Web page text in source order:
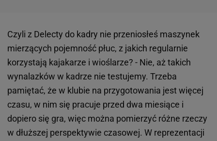
Czyli z Delecty do kadry nie przeniosłeś maszynek
mierzących pojemność płuc, z jakich regularnie
korzystają kajakarze i wioślarze? - Nie, aż takich
wynalazków w kadrze nie testujemy. Trzeba
pamiętać, że w klubie na przygotowania jest więcej
czasu, w nim się pracuje przed dwa miesiące i
dopiero się gra, więc można pomierzyć różne rzeczy
w dłuższej perspektywie czasowej. W reprezentacji